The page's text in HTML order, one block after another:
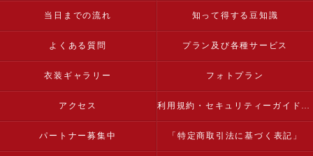
当日までの流れ 知って得する豆知識
よくある質問 プラン及び各種サービス
衣装ギャラリー フォトプラン
アクセス 利用規約・セキュリティーガイドライン
パートナー募集中 「特定商取引法に基づく表記」